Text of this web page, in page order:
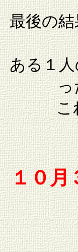
最後の
ある１
っ
こ
１０月